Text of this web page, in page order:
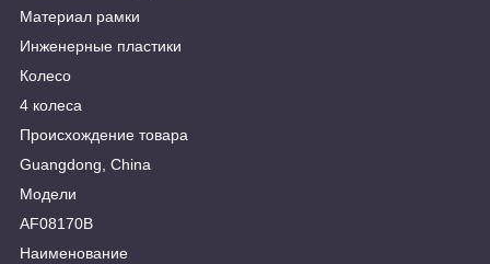
Материал рамки
Инженерные пластики
Колесо
4 колеса
Происхождение товара
Guangdong, China
Модели
AF08170B
Наименование